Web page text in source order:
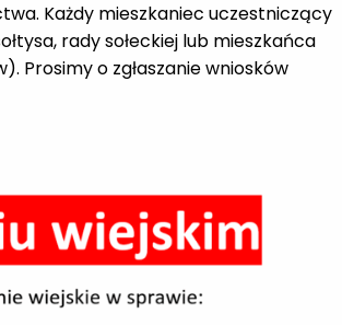
Każdy mieszkaniec uczestniczący
rady sołeckiej lub mieszkańca
Prosimy o zgłaszanie wniosków